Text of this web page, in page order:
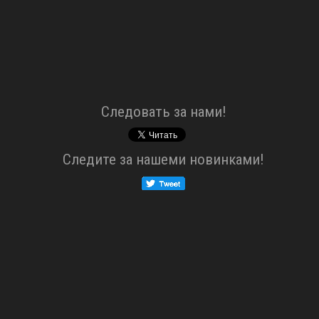
Cледовать за нами!
Cледите за нашеми новинками!